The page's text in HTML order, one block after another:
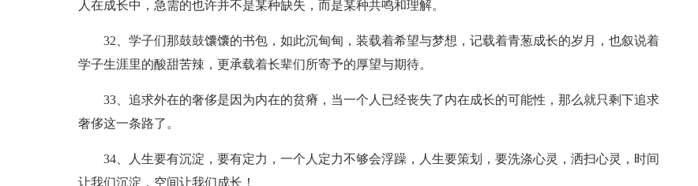
人在成长中，急需的也许并不是某种缺失，而是某种共鸣和理解。
32、学子们那鼓鼓馕馕的书包，如此沉甸甸，装载着希望与梦想，记载着青葱成长的岁月，也叙说着
学子生涯里的酸甜苦辣，更承载着长辈们所寄予的厚望与期待。
33、追求外在的奢侈是因为内在的贫瘠，当一个人已经丧失了内在成长的可能性，那么就只剩下追求
奢侈这一条路了。
34、人生要有沉淀，要有定力，一个人定力不够会浮躁，人生要策划，要洗涤心灵，洒扫心灵，时间
让我们沉淀，空间让我们成长！